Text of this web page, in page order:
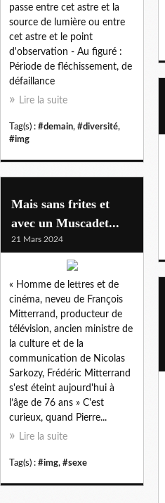
passe entre cet astre et la
source de lumière ou entre
cet astre et le point
d'observation - Au figuré :
Période de fléchissement, de
défaillance
Lire la suite
Tag(s) : #demain, #diversité,
#img
Mais sans frites et
avec un Muscadet...
21 Mars 2024
« Homme de lettres et de
cinéma, neveu de François
Mitterrand, producteur de
télévision, ancien ministre de
la culture et de la
communication de Nicolas
Sarkozy, Frédéric Mitterrand
s'est éteint aujourd'hui à
l’âge de 76 ans » C'est
curieux, quand Pierre...
Lire la suite
Tag(s) : #img, #sexe